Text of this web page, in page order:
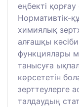
еңбекті
Нормативтік-
химиялық
алғашқы
функциялары
танысуға ықпал
көрсететін
зерттеулерге
талдаудың